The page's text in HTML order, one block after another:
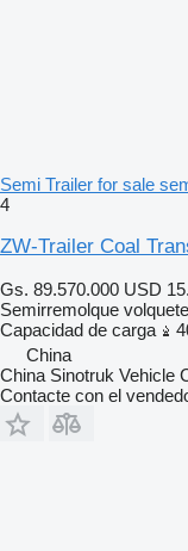
Semi Trailer for sale
4
ZW-Trailer Coal
Gs. 89.570.000 USD
Semirremolque volquete
Capacidad de carga
China
China Sinotruk Vehicle
Contacte con el